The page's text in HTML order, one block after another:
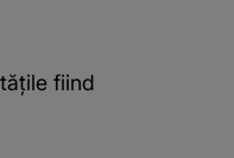
fiind